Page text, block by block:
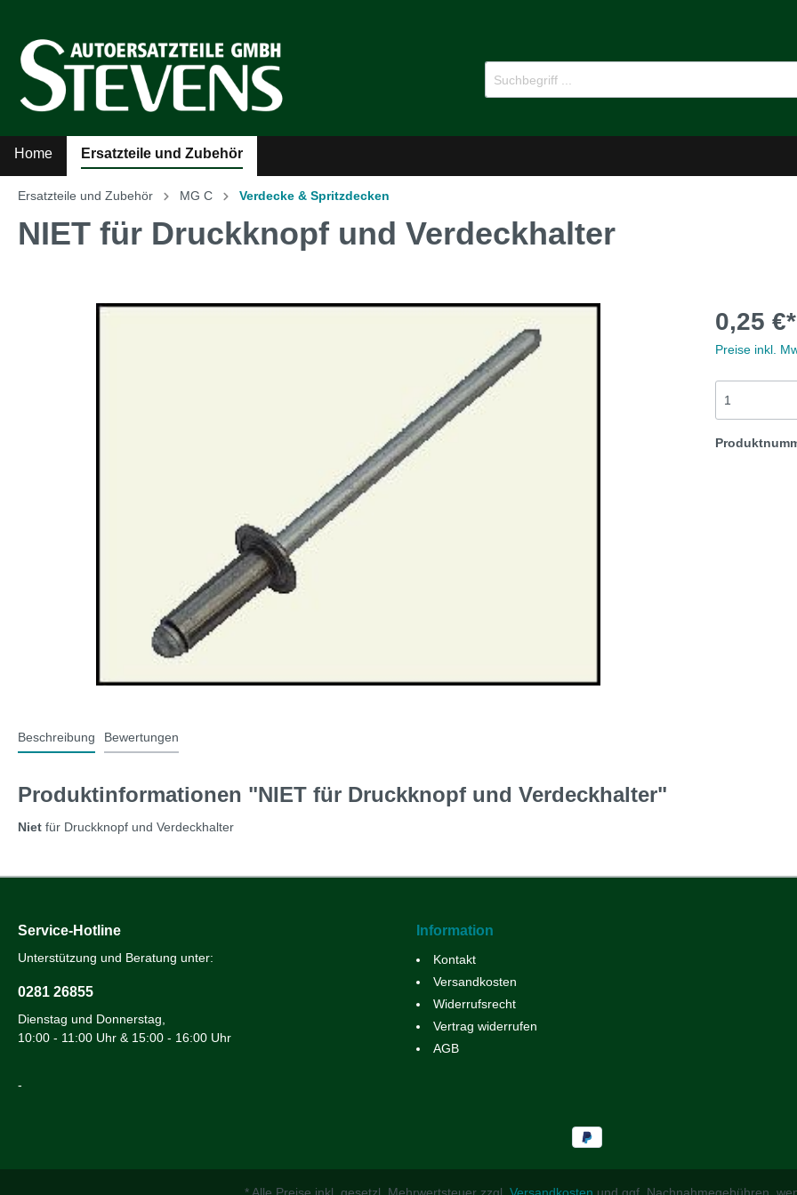
Home Ersatzteile und Zubehör
Ersatzteile
Midget & Sprite
Mini Rover TR etc
Ersatzteile und Zubehör MG C Verdecke & Spritzdecken
NIET für Druckknopf und Verdeckhalter
0,25 €*
Preise inkl.
Beschreibung Bewertungen
Produktinformationen "NIET für Druckknopf und Verdeckhalter"
Niet für Druckknopf und Verdeckhalter
Service-Hotline
Unterstützung und Beratung unter:
0281 26855
Dienstag und Donnerstag,
10:00 - 11:00 Uhr & 15:00 - 16:00 Uhr
-
Information
Kontakt
Versandkosten
Widerrufsrecht
Vertrag widerrufen
AGB
* Alle Preise inkl. gesetzl. Mehrwertsteuer zzgl. Versandkosten und ggf. Nachnahmegebühren,